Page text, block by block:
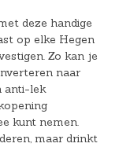
deze handige
op elke Hegen
Zo kan je
naar
anti-lek
kunt nemen.
maar drinkt